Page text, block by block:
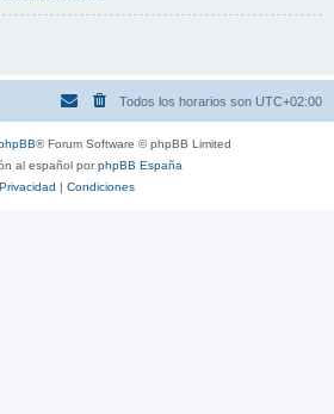
Todos los horarios son UTC+02:00
® Forum Software © phpBB Limited
al español porphpBB España
Privacidad | Condiciones